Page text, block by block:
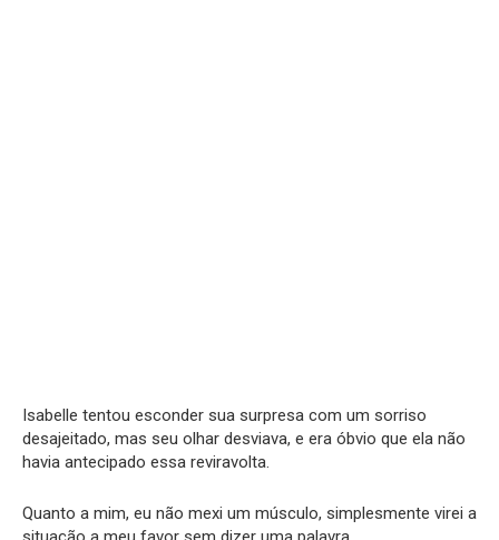
Isabelle tentou esconder sua surpresa com um sorriso
desajeitado, mas seu olhar desviava, e era óbvio que ela não
havia antecipado essa reviravolta.
Quanto a mim, eu não mexi um músculo, simplesmente virei a